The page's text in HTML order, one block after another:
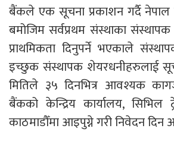
बैंकले एक सूचना प्रकाशन गर्दै नेपाल
बमोजिम सर्वप्रथम संस्थाका
प्राथमिकता दिनुपर्ने भएकाले
इच्छुक संस्थापक शेयरधनीहरुलाई
मितिले ३५ दिनभित्र आवश्यक
बैंकको केन्द्रिय कार्यालय, सिभिल
काठमाडौँमा आइपुग्ने गरी निवेदन दिन